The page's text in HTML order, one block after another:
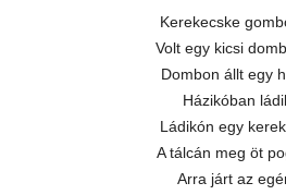
Kerekecske
Volt egy kicsi
Dombon állt egy
Házikóban
Ládikón egy
A tálcán meg öt
Arra járt az